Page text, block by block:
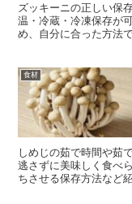
ズッキーニの正しい保
温・冷蔵・冷凍保存が
め、自分に合った方法
食材
しめじの茹で時間や茹
逃さずに美味しく食べ
ちさせる保存方法など